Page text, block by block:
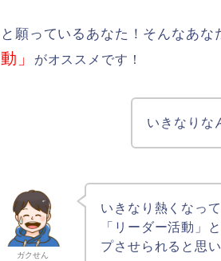
と願っているあなた！そんなあ
動」
がオススメです！
いきなりな
ガクせん
いきなり熱くなっ
「リーダー活動」
プさせられると思い